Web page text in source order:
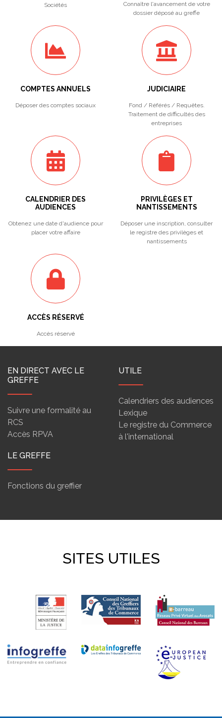
Sociétés
Connaître l'avancement de votre
dossier déposé au greffe
COMPTES ANNUELS
Déposer des comptes sociaux
JUDICIAIRE
Fond / Référés / Requêtes.
Traitement de difficultés des
entreprises
CALENDRIER DES
AUDIENCES
Obtenez une date d'audience pour
placer votre affaire
PRIVILÈGES ET
NANTISSEMENTS
Déposer une inscription, consulter
le registre des privilèges et
nantissements
ACCÈS RÉSERVÉ
Accès réservé
EN DIRECT AVEC LE
GREFFE
Suivre une formalité au
RCS
Accès RPVA
UTILE
Calendriers des audiences
Lexique
Le registre du Commerce
à l'international
LE GREFFE
Fonctions du greffier
SITES UTILES